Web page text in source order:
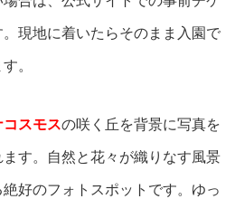
現地に着いたらそのまま入園で
。
コスモスの咲く丘を背景に写真を
す。自然と花々が織りなす風景
好のフォトスポットです。ゆっ